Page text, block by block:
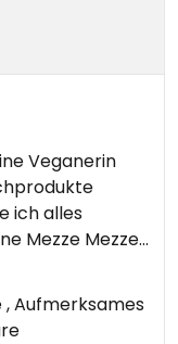
Veganerin
ich alles
Mezze Mezze
zum Teilen,
Bedienung
Weinen.
Aufmerksames